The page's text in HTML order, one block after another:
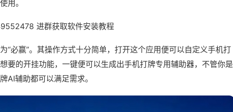
用。
进群获取软件安装教程
“必赢”。其操作方式十分简单，打开这个应用便可以自定义手机打
要的开挂功能，一键便可以生成出手机打牌专用辅助器，不管你是
AI辅助都可以满足需求。